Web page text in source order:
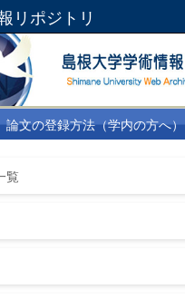
リポジトリ
論文の登録方法（学内の方へ）
覧